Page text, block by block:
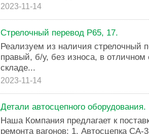
2023-11-14
Стрелочный перевод Р65, 17.
Реализуем из наличия стрелочный
правый, б/у, без износа, в
складе...
2023-11-14
Детали автосцепного оборудования.
Наша Компания предлагает к
ремонта вагонов: 1. Автосцепка СА-